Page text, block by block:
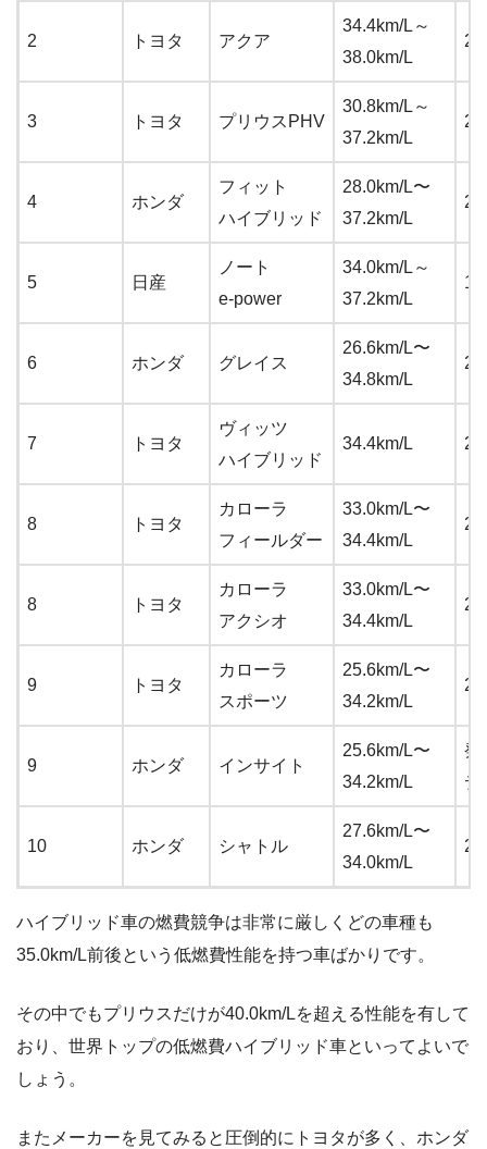
2 トヨタ アクア
34.4km/L～
38.0km/L
3 トヨタ プリウスPHV
30.8km/L～
37.2km/L
4 ホンダ
フィット
ハイブリッド
28.0km/L〜
37.2km/L
5 日産
ノート
e-power
34.0km/L～
37.2km/L
6 ホンダ グレイス
26.6km/L〜
34.8km/L
7 トヨタ
ヴィッツ
ハイブリッド
34.4km/L
8 トヨタ
カローラ
フィールダー
33.0km/L〜
34.4km/L
8 トヨタ
カローラ
アクシオ
33.0km/L〜
34.4km/L
9 トヨタ
カローラ
スポーツ
25.6km/L〜
34.2km/L
9 ホンダ インサイト
25.6km/L〜
34.2km/L
発
デ
10 ホンダ シャトル
27.6km/L〜
34.0km/L
ハイブリッド車の燃費競争は非常に厳しくどの車種も
35.0km/L前後という低燃費性能を持つ車ばかりです。
その中でもプリウスだけが40.0km/Lを超える性能を有して
おり、世界トップの低燃費ハイブリッド車といってよいで
しょう。
またメーカーを見てみると圧倒的にトヨタが多く、ホンダ